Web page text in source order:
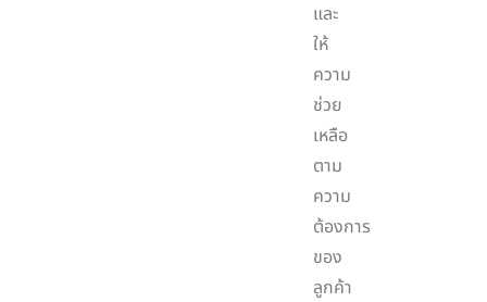
และ
ให้
ความ
ช่วย
เหลือ
ตาม
ความ
ต้องการ
ของ
ลูกค้า